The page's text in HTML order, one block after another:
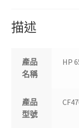
描述
產品
名稱
HP
產品
型號